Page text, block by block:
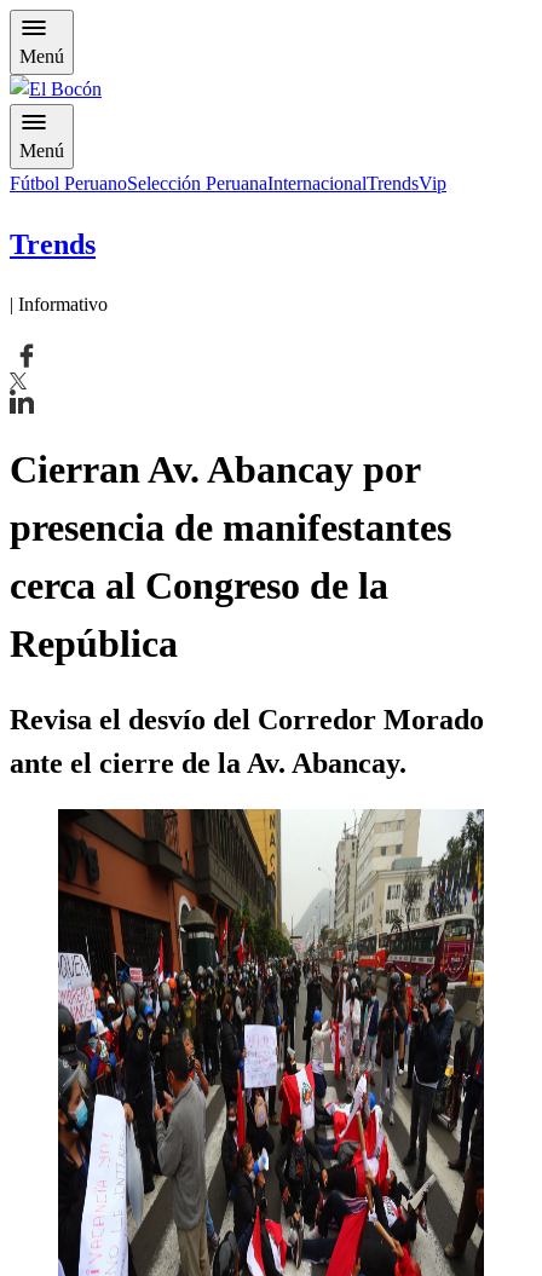
Menú
Menú
Fútbol PeruanoSelección PeruanaInternacionalTrendsVip
Trends
| Informativo
Cierran Av. Abancay por
presencia de manifestantes
cerca al Congreso de la
República
Revisa el desvío del Corredor Morado
ante el cierre de la Av. Abancay.